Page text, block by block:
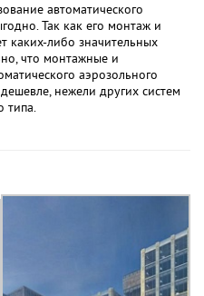
автоматического
Так как его монтаж и
каких-либо значительных
что монтажные и
аэрозольного
нежели других систем
типа.